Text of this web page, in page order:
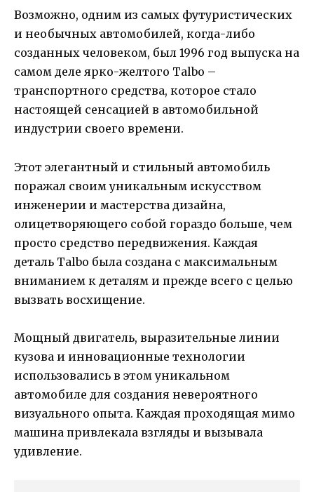
Возможно, одним из самых футуристических
и необычных автомобилей, когда-либо
созданных человеком, был 1996 год выпуска на
самом деле ярко-желтого Talbo –
транспортного средства, которое стало
настоящей сенсацией в автомобильной
индустрии своего времени.
Этот элегантный и стильный автомобиль
поражал своим уникальным искусством
инженерии и мастерства дизайна,
олицетворяющего собой гораздо больше, чем
просто средство передвижения. Каждая
деталь Talbo была создана с максимальным
вниманием к деталям и прежде всего с целью
вызвать восхищение.
Мощный двигатель, выразительные линии
кузова и инновационные технологии
использовались в этом уникальном
автомобиле для создания невероятного
визуального опыта. Каждая проходящая мимо
машина привлекала взгляды и вызывала
удивление.